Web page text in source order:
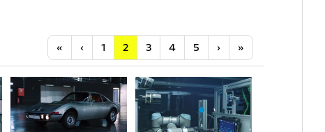
« Anfang
‹ Vorherige
1 2 3 4 5 ›Nächste
»